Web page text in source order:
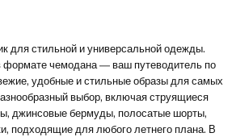
для стильной и универсальной одежды.
формате чемодана — ваш путеводитель по
удобные и стильные образы для самых
выбор, включая струящиеся
джинсовые бермуды, полосатые шорты,
подходящие для любого летнего плана. В